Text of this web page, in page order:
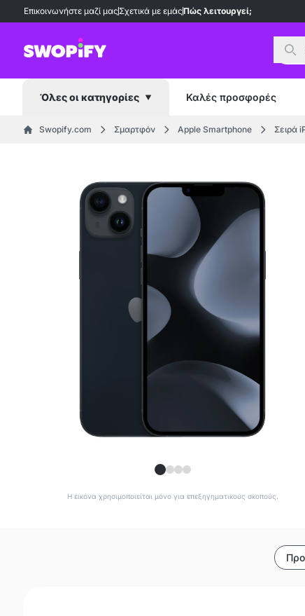
Επικοινωνήστε μαζί μαςΣχετικά με εμάςΠώς λειτουργεί;
Όλες οι κατηγορίες Καλές προσφορές
Swopify.com Σμαρτφόν Apple Smartphone Σειρά
Η εικόνα χρησιμοποιείται μόνο για επεξηγηματικούς σκοπούς.